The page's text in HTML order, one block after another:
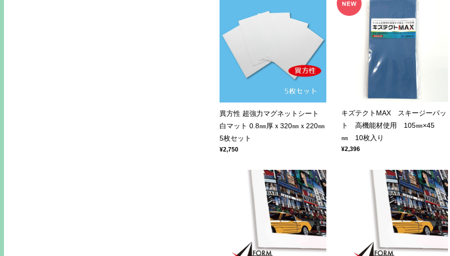
異方性 超強力マグネットシート
白マット 0.8㎜厚ｘ320㎜ｘ220㎜
5枚セット
¥2,750
キズテクトMAX スキージーパッ
ト 高機能材使用 105㎜×45
㎜ 10枚入り
¥2,396